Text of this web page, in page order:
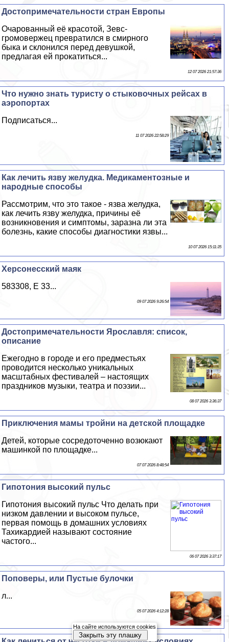
Достопримечательности стран Европы
Очарованный её красотой, Зевс-
громовержец превратился в смирного
быка и склонился перед дeвyшкой,
предлагая ей прокатиться...
12 07 2026 21:57:36
Что нужно знать туристу о стыковочных рейсах в
аэропортах
Подписаться...
11 07 2026 22:58:29
Как лечить язву желудка. Медикаментозные и
народные способы
Рассмотрим, что это такое - язва желудка,
как лечить язву желудка, причины её
возникновения и симптомы, заразна ли эта
болезнь, какие способы диагностики язвы...
10 07 2026 15:11:35
Херсонесский маяк
583308, E 33...
09 07 2026 9:26:54
Достопримечательности Ярославля: список,
описание
Ежегодно в городе и его предместьях
проводится несколько уникальных
масштабных фестивалей – настоящих
праздников музыки, театра и поэзии...
08 07 2026 3:36:37
Приключения мамы тройни на детской площадке
Детей, которые сосредоточенно возюкают
машинкой по площадке...
07 07 2026 8:48:54
Гипотония высокий пульс
Гипотония высокий пульс Что делать при
низком давлении и высоком пульсе,
первая помощь в домашних условиях
Тахикардией называют состояние
частого...
06 07 2026 3:37:17
Поповеры, или Пустые булочки
л...
05 07 2026 4:12:28
На сайте используются cookies
Закрыть эту плашку